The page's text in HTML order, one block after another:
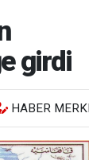
girdi
HABER MERKEZI